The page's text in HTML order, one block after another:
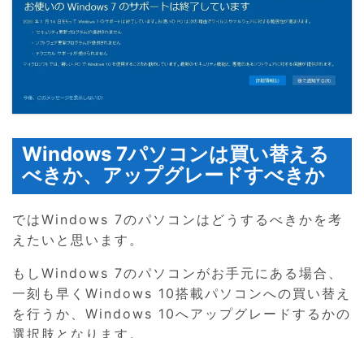
Windows 7パソコンは買い替える
べきか、アップグレードすべきか
ではWindows 7のパソコンはどうするべきかを考
えたいと思います。
もしWindows 7のパソコンがお手元にある場合、
一刻も早くWindows 10搭載パソコンへの買い替え
を行うか、Windows 10へアップグレードするかの
選択肢となります。